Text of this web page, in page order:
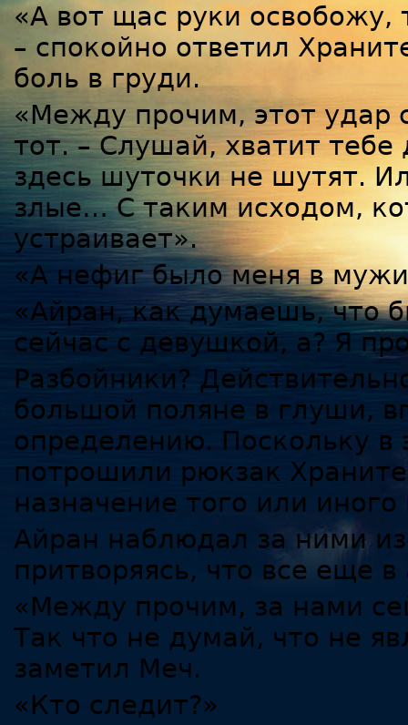
«А вот щас руки освобожу,
– спокойно ответил
боль в груди.
«Между прочим, этот удар
тот. – Слушай, хватит
здесь шуточки не шутят.
злые… С таким исходом,
устраивает».
«А нефиг было меня в
«Айран, как думаешь, что
сейчас с девушкой, а? Я
Разбойники?
большой поляне в глуши,
определению. Поскольку
потрошили рюкзак
назначение того или
Айран наблюдал за ними
притворяясь, что все еще в
«Между прочим, за нами
Так что не думай, что не
заметил Меч.
«Кто следит?»